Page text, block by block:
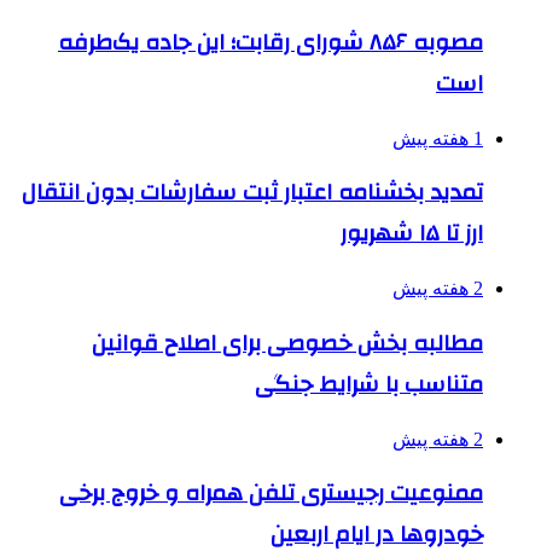
مصوبه ۸۵۶ شورای رقابت؛ این جاده یک‌طرفه
است
1 هفته پیش
تمدید بخشنامه اعتبار ثبت سفارشات بدون انتقال
ارز تا ۱۵ شهریور
2 هفته پیش
مطالبه بخش خصوصی برای اصلاح قوانین
متناسب با شرایط جنگی
2 هفته پیش
ممنوعیت رجیستری تلفن همراه و خروج برخی
خودروها در ایام اربعین